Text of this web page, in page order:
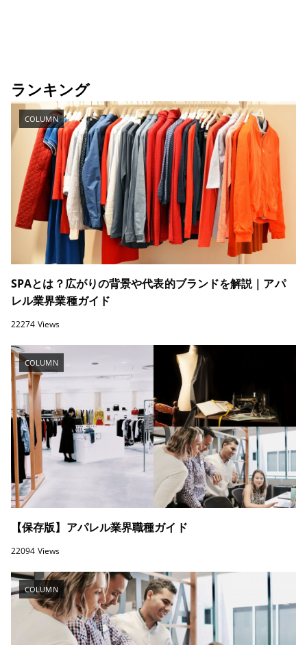
ランキング
COLUMN
SPAとは？広がりの背景や代表的ブランドを解説｜アパ
レル業界業種ガイド
22274 Views
COLUMN
【保存版】アパレル業界職種ガイド
22094 Views
COLUMN